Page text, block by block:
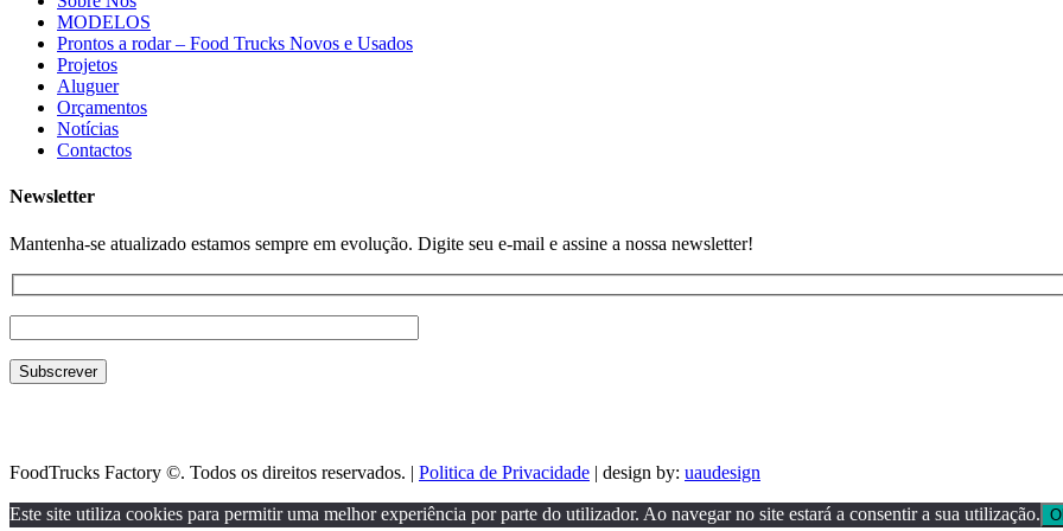
MODELOS
Prontos a rodar – Food Trucks Novos e Usados
Projetos
Aluguer
Orçamentos
Notícias
Contactos
Newsletter
Mantenha-se atualizado estamos sempre em evolução. Digite seu e-mail e assine a nossa newsletter!
FoodTrucks Factory ©. Todos os direitos reservados. | Politica de Privacidade | design by: uaudesign
Este site utiliza cookies para permitir uma melhor experiência por parte do utilizador. Ao navegar no site estará a consentir a sua utilização.